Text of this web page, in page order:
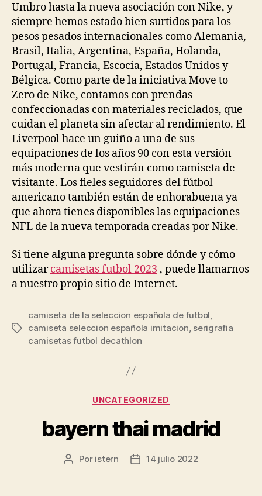
Umbro hasta la nueva asociación con Nike, y
siempre hemos estado bien surtidos para los
pesos pesados internacionales como Alemania,
Brasil, Italia, Argentina, España, Holanda,
Portugal, Francia, Escocia, Estados Unidos y
Bélgica. Como parte de la iniciativa Move to
Zero de Nike, contamos con prendas
confeccionadas con materiales reciclados, que
cuidan el planeta sin afectar al rendimiento. El
Liverpool hace un guiño a una de sus
equipaciones de los años 90 con esta versión
más moderna que vestirán como camiseta de
visitante. Los fieles seguidores del fútbol
americano también están de enhorabuena ya
que ahora tienes disponibles las equipaciones
NFL de la nueva temporada creadas por Nike.
Si tiene alguna pregunta sobre dónde y cómo
utilizarcamisetas futbol 2023 , puede llamarnos
a nuestro propio sitio de Internet.
Etiquetas
camiseta de la seleccion española de futbol
camiseta seleccion española imitacion serigrafia
camisetas futbol decathlon
Categorías
UNCATEGORIZED
bayern thai madrid
Autor
Por istern
Fecha14 julio 2022